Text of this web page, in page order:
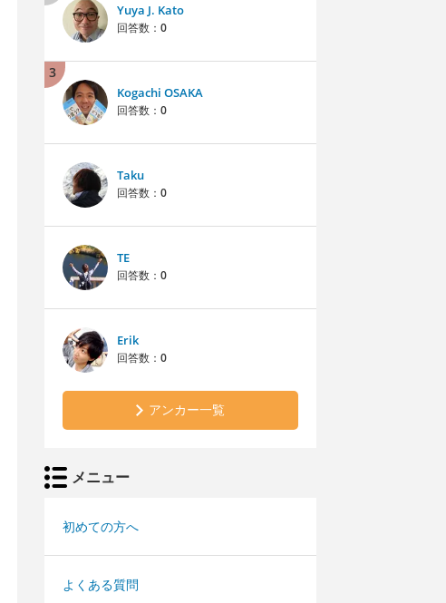
Yuya J. Kato
回答数： 0
3
Kogachi OSAKA
回答数： 0
Taku
回答数： 0
TE
回答数： 0
Erik
回答数： 0
アンカー一覧
メニュー
初めての方へ
よくある質問